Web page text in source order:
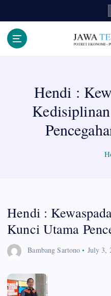
Hendi :
Hendi :
Kunci Utama
Bambang Sartono July 3,